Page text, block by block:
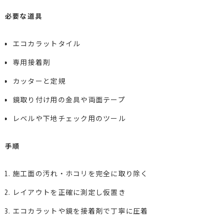
必要な道具
エコカラットタイル
専用接着剤
カッターと定規
鏡取り付け用の金具や両面テープ
レベルや下地チェック用のツール
手順
施工面の汚れ・ホコリを完全に取り除く
レイアウトを正確に測定し仮置き
エコカラットや鏡を接着剤で丁寧に圧着